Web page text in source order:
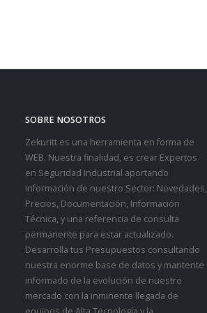
SOBRE NOSOTROS
Zekuritt es una herramienta en forma de
WEB. Nuestra finalidad, es crear Expertos
en Seguridad Industrial aportando
información de nuestro Sector: Novedades,
Precios, Documentación, Información
Técnica, y una referencia de consulta
permanente para estar actualizado.
Desarrolla tus Presupuestos consultando
nuestra enorme base de datos y mantente
informado de la evolución de nuestro
mercado con la inminente llegada de